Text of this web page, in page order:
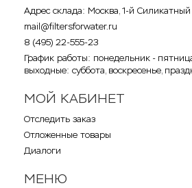
Адрес склада: Москва, 1-й Силикатный
mail@filtersforwater.ru
8 (495) 22-555-23
График работы: понедельник -
выходные: суббота, воскресенье,
МОЙ КАБИНЕТ
Отследить заказ
Отложенные товары
Диалоги
МЕНЮ